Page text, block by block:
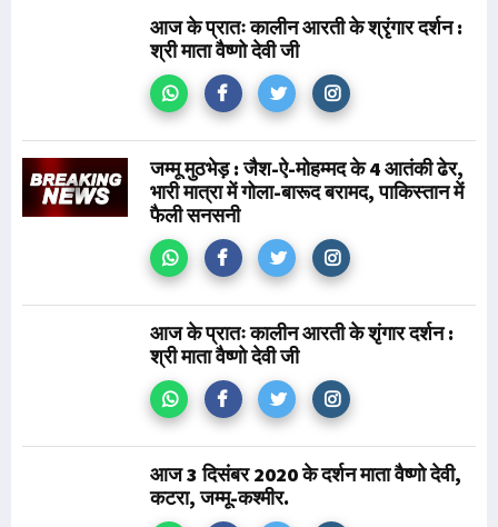
आज के प्रातः कालीन आरती के श्रृंगार दर्शन :
श्री माता वैष्णो देवी जी
जम्मू मुठभेड़ : जैश-ऐ-मोहम्मद के 4 आतंकी ढेर,
भारी मात्रा में गोला-बारूद बरामद, पाकिस्तान में
फैली सनसनी
आज के प्रातः कालीन आरती के शृंगार दर्शन :
श्री माता वैष्णो देवी जी
आज 3 दिसंबर 2020 के दर्शन माता वैष्णो देवी,
कटरा, जम्मू-कश्मीर.